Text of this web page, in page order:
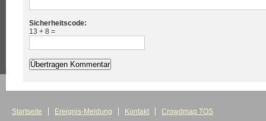
Sicherheitscode:
13 + 8 =
Startseite Ereignis-Meldung Kontakt Crowdmap TOS